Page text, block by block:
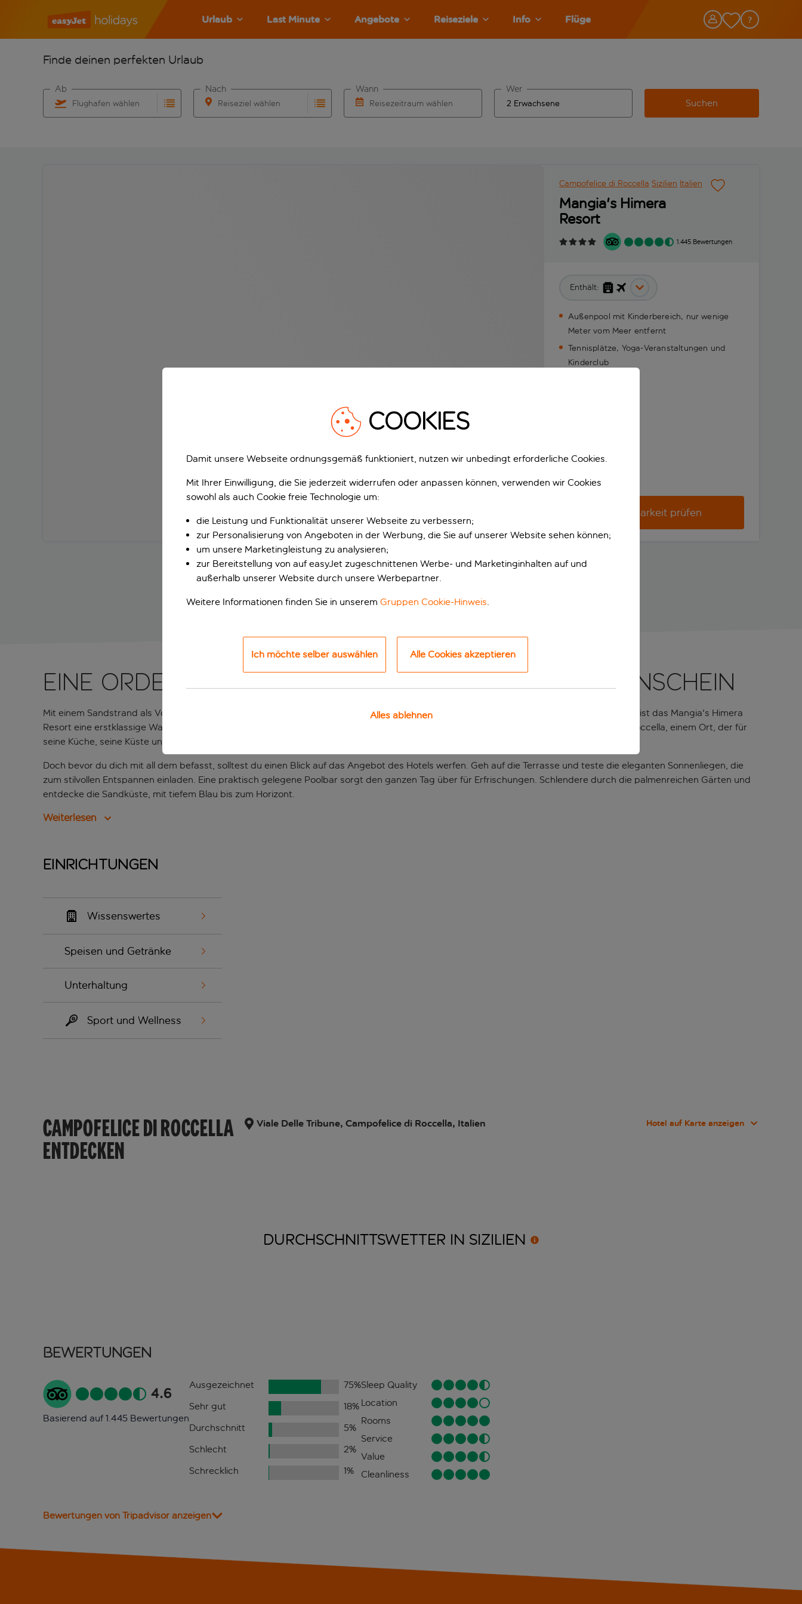
Urlaub Last Minute Angebote Reiseziele Info Flüge
Finde deinen perfekten Urlaub
Flughafen wählen
Ab
Reiseziel wählen
Nach
Reisezeitraum wählen
Wann Wer
Suchen
Campofelice di Roccella Sizilien Italien
Mangia's Himera
Resort
1.445 Bewertungen
Enthält:
Außenpool mit Kinderbereich, nur wenige
Meter vom Meer entfernt
Tennisplätze, Yoga-Veranstaltungen und
Kinderclub
Verfügbarkeit prüfen
Eine ordentliche Portion sizilianischer Sonnenschein
Mit einem Sandstrand als Vorgarten und einer traumhaften Poollandschaft, die wie geschaffen ist für lange Tage unter der Sonne Siziliens, ist das Mangia's Himera
Resort eine erstklassige Wahl für einen Urlaub auf der italienischen Insel. Es liegt am Rande des malerischen Ferienortes Campofelice Di Roccella, einem Ort, der für
seine Küche, seine Küste und seine bezaubernde Bergkulisse bekannt ist.
Doch bevor du dich mit all dem befasst, solltest du einen Blick auf das Angebot des Hotels werfen. Geh auf die Terrasse und teste die eleganten Sonnenliegen, die
zum stilvollen Entspannen einladen. Eine praktisch gelegene Poolbar sorgt den ganzen Tag über für Erfrischungen. Schlendere durch die palmenreichen Gärten und
entdecke die Sandküste, mit tiefem Blau bis zum Horizont.
Weiterlesen
Einrichtungen
Wissenswertes
Speisen und Getränke
Unterhaltung
Sport und Wellness
CAMPOFELICE DI ROCCELLA
ENTDECKEN
Viale Delle Tribune, Campofelice di Roccella, Italien Hotel auf Karte anzeigen
DURCHSCHNITTSWETTER IN SIZILIEN
Bewertungen
4.6
Basierend auf 1.445 Bewertungen
Ausgezeichnet 75%
Sehr gut
18%
Durchschnitt
5%
Schlecht
2%
Schrecklich
1%
Sleep Quality
Location
Rooms
Service
Value
Cleanliness
Bewertungen von Tripadvisor anzeigen
COOKIES
Damit unsere Webseite ordnungsgemäß funktioniert, nutzen wir unbedingt erforderliche Cookies.
Mit Ihrer Einwilligung, die Sie jederzeit widerrufen oder anpassen können, verwenden wir Cookies
sowohl als auch Cookie freie Technologie um:
die Leistung und Funktionalität unserer Webseite zu verbessern;
zur Personalisierung von Angeboten in der Werbung, die Sie auf unserer Website sehen können;
um unsere Marketingleistung zu analysieren;
zur Bereitstellung von auf easyJet zugeschnittenen Werbe- und Marketinginhalten auf und
außerhalb unserer Website durch unsere Werbepartner.
Weitere Informationen finden Sie in unserem Gruppen Cookie-Hinweis.
Ich möchte selber auswählen Alle Cookies akzeptieren
Alles ablehnen